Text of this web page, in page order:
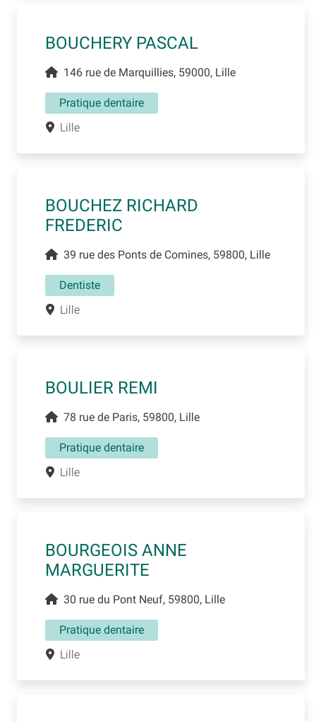
BOUCHERY PASCAL
146 rue de Marquillies, 59000, Lille
Pratique dentaire
Lille
BOUCHEZ RICHARD
FREDERIC
39 rue des Ponts de Comines, 59800, Lille
Dentiste
Lille
BOULIER REMI
78 rue de Paris, 59800, Lille
Pratique dentaire
Lille
BOURGEOIS ANNE
MARGUERITE
30 rue du Pont Neuf, 59800, Lille
Pratique dentaire
Lille